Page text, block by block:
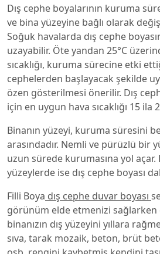
Dış cephe boyalarının kuruma
ve bina yüzeyine bağlı olarak
Soğuk havalarda dış cephe
uzayabilir. Öte yandan 25°C
sıcaklığı, kuruma sürecine etki
cephelerden başlayacak şekilde
özen gösterilmesi önerilir. Dış
için en uygun hava sıcaklığı 15 ila
Binanın yüzeyi, kuruma süresini
arasındadır. Nemli ve pürüzlü bir
uzun sürede kurumasına yol
yüzeylerde ise dış cephe boyası
Filli Boya dış cephe duvar boyası
görünüm elde etmenizi sağlarken
binanızın dış yüzeyini yıllara
sıva, tarak mozaik, beton, brüt